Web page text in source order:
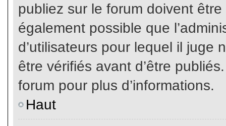
publiez sur le forum doivent
également possible que
d’utilisateurs pour lequel il juge
être vérifiés avant d’être
forum pour plus d’informations.
Haut